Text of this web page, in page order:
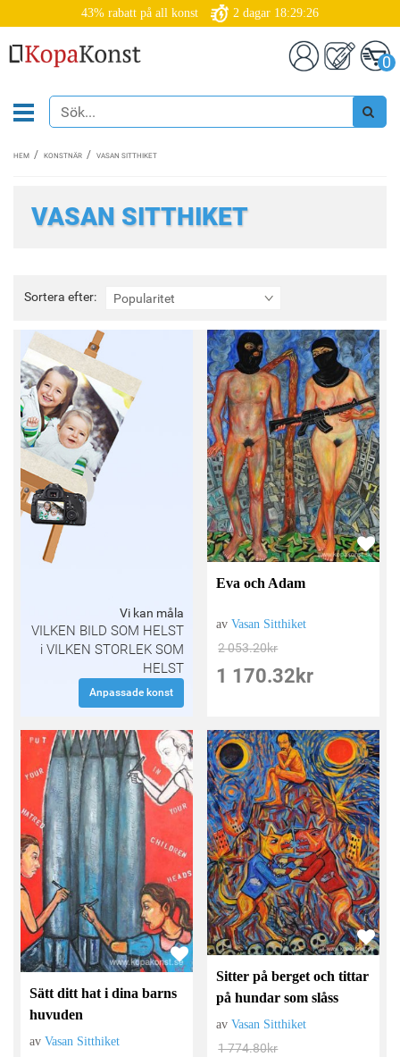
43% rabatt på all konst 2 dagar 18:29:25
0
HEM KONSTNÄR VASAN SITTHIKET
VASAN SITTHIKET
Sortera efter: Popularitet
Sortera
efter:
Vi kan måla
VILKEN BILD SOM HELST
i VILKEN STORLEK SOM
HELST
Anpassade konst
Eva och Adam
avVasan Sitthiket
2 053.20kr
1 170.32 kr
Sätt ditt hat i dina barns
huvuden
avVasan Sitthiket
Sitter på berget och tittar
på hundar som slåss
avVasan Sitthiket
1 774.80kr